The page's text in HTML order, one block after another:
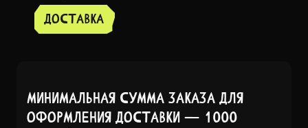
доставка
Минимальная сумма заказа для
оформления доставки — 1000